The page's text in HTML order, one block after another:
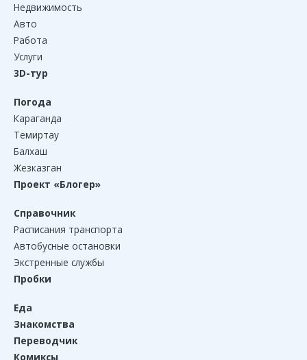
Недвижимость
Авто
Работа
Услуги
3D-тур
Погода
Караганда
Темиртау
Балхаш
Жезказган
Проект «Блогер»
Справочник
Расписания транспорта
Автобусные остановки
Экстренные службы
Пробки
Еда
Знакомства
Переводчик
Комиксы